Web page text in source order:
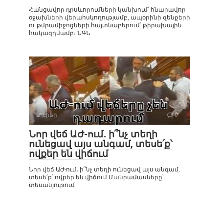
Հանցավոր դրսևորումների կանխում՝ հնարավոր
օջախների վերահսկողությամբ, ապօրինի զենքերի
ու թմրամիջոցների հայտնաբերում՝ թիրախային
հակազդմամբ։ ՆԳՆ
Լուրեր 0
Նոր վեճ ԱԺ-ում․ ի՞նչ տեղի
ունեցավ այս անգամ, տեսե՛ք՝
ովքեր են վիճում
Նոր վեճ ԱԺ-ում․ ի՞նչ տեղի ունեցավ այս անգամ,
տեսե՛ք՝ ովքեր են վիճում Մանրամասները`
տեսանյութում